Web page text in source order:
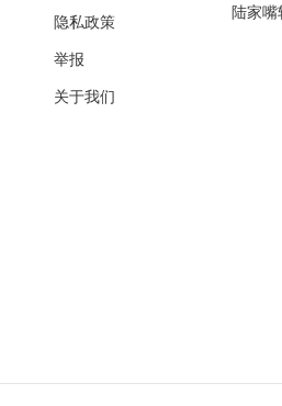
隐私政策
举报
关于我们
陆家嘴